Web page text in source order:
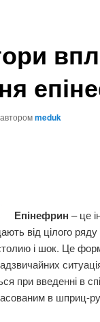
авторомmeduk
Епінефрин – це
від цілого
і шок. Це
при введенні в
в шприц-